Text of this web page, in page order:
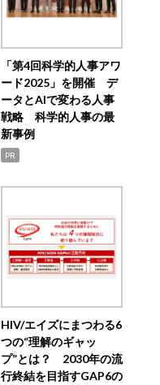
「第4回科学的人事アワ
ード2025」を開催 デ
ータとAIで変わる人事
戦略 科学的人事の最
新事例
PR
HIV/エイズにまつわる6
つの“理解のギャッ
プ”とは？ 2030年の流
行終結を目指すGAP6の